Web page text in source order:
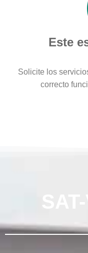
Este
Solicite los
correcto